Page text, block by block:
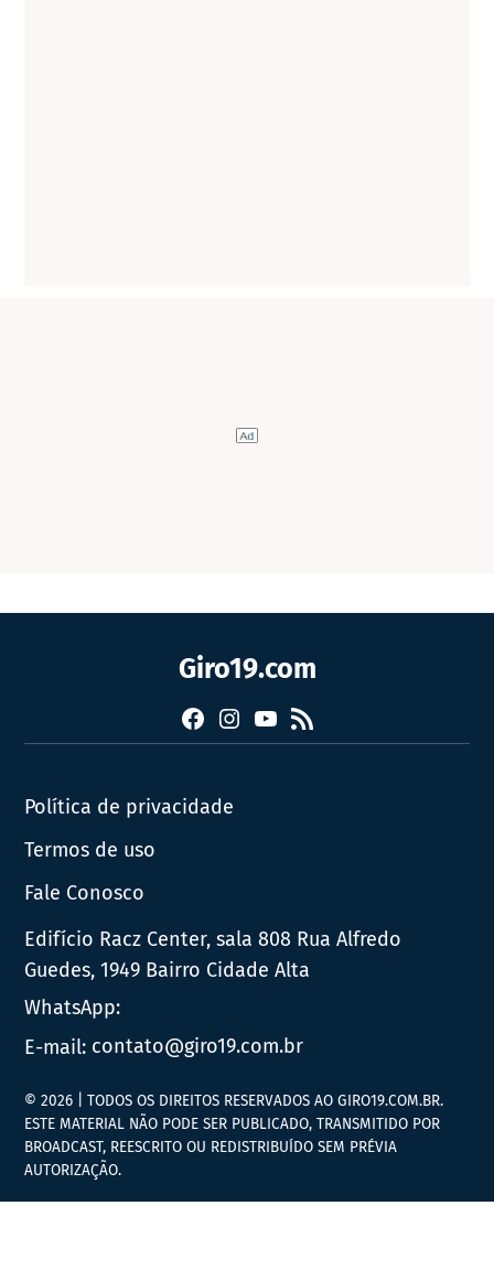
Giro19.com
FacebookInstagram
YouTube
RSS
Política de privacidade
Termos de uso
Fale Conosco
Edifício Racz Center, sala 808 Rua Alfredo
Guedes, 1949 Bairro Cidade Alta
WhatsApp:
E-mail: contato@giro19.com.br
© 2026 | TODOS OS DIREITOS RESERVADOS AO GIRO19.COM.BR.
ESTE MATERIAL NÃO PODE SER PUBLICADO, TRANSMITIDO POR
BROADCAST, REESCRITO OU REDISTRIBUÍDO SEM PRÉVIA
AUTORIZAÇÃO.